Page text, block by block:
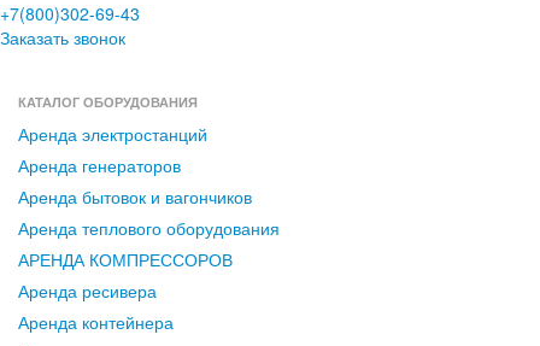
+7(800)302-69-43
Заказать звонок
КАТАЛОГ ОБОРУДОВАНИЯ
Аренда электростанций
Аренда генераторов
Аренда бытовок и вагончиков
Аренда теплового оборудования
АРЕНДА КОМПРЕССОРОВ
Аренда ресивера
Аренда контейнера